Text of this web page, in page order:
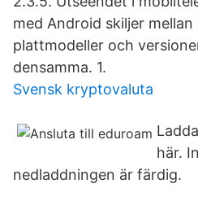
med Android skiljer
plattmodeller och
densamma. 1.
Svensk kryptovaluta
här.
nedladdningen är färdig.